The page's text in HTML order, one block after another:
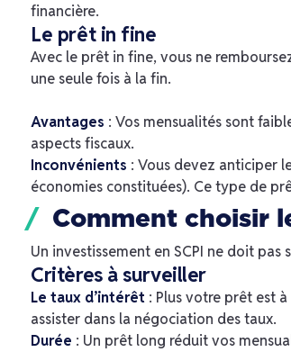
financière.
Le prêt in fine
Avec le prêt in fine, vous ne
une seule fois à la fin.
Avantages : Vos mensualités sont
aspects fiscaux.
Inconvénients : Vous devez anticiper
économies constituées). Ce type de
Comment choisir
Un investissement en SCPI ne doit
Critères à surveiller
Le taux d’intérêt : Plus votre prêt est
assister dans la négociation des taux.
Durée : Un prêt long réduit vos